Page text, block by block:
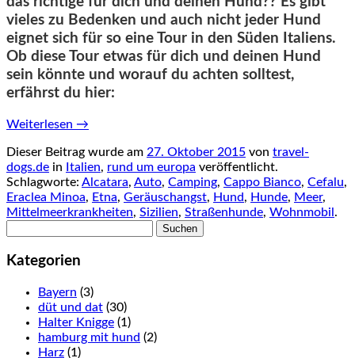
vieles zu Bedenken und auch nicht jeder Hund
eignet sich für so eine Tour in den Süden Italiens.
Ob diese Tour etwas für dich und deinen Hund
sein könnte und worauf du achten solltest,
erfährst du hier:
Weiterlesen →
Dieser Beitrag wurde am 27. Oktober 2015 von travel-
dogs.de in Italien, rund um europa veröffentlicht.
Schlagworte: Alcatara, Auto, Camping, Cappo Bianco, Cefalu,
Eraclea Minoa, Etna, Geräuschangst, Hund, Hunde, Meer,
Mittelmeerkrankheiten, Sizilien, Straßenhunde, Wohnmobil .
Kategorien
Bayern (3)
düt und dat (30)
Halter Knigge (1)
hamburg mit hund (2)
Harz (1)